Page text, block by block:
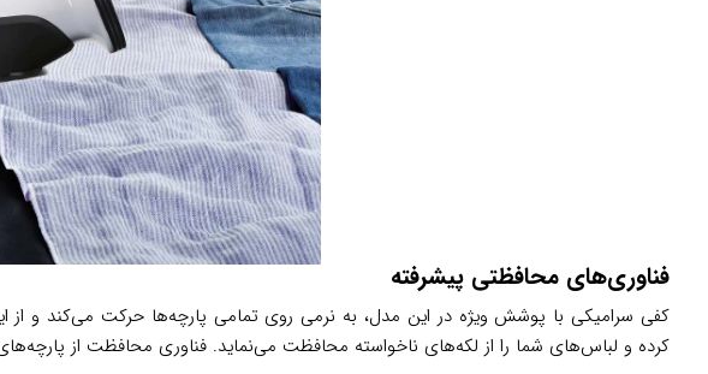
فناوری‌های محافظتی پیشرفته
کفی سرامیکی با پوشش ویژه در این مدل، به نرمی روی تمامی پارچه‌ها حرکت می‌کند و
کرده و لباس‌های شما را از لکه‌های ناخواسته محافظت می‌نماید. فناوری محافظت از